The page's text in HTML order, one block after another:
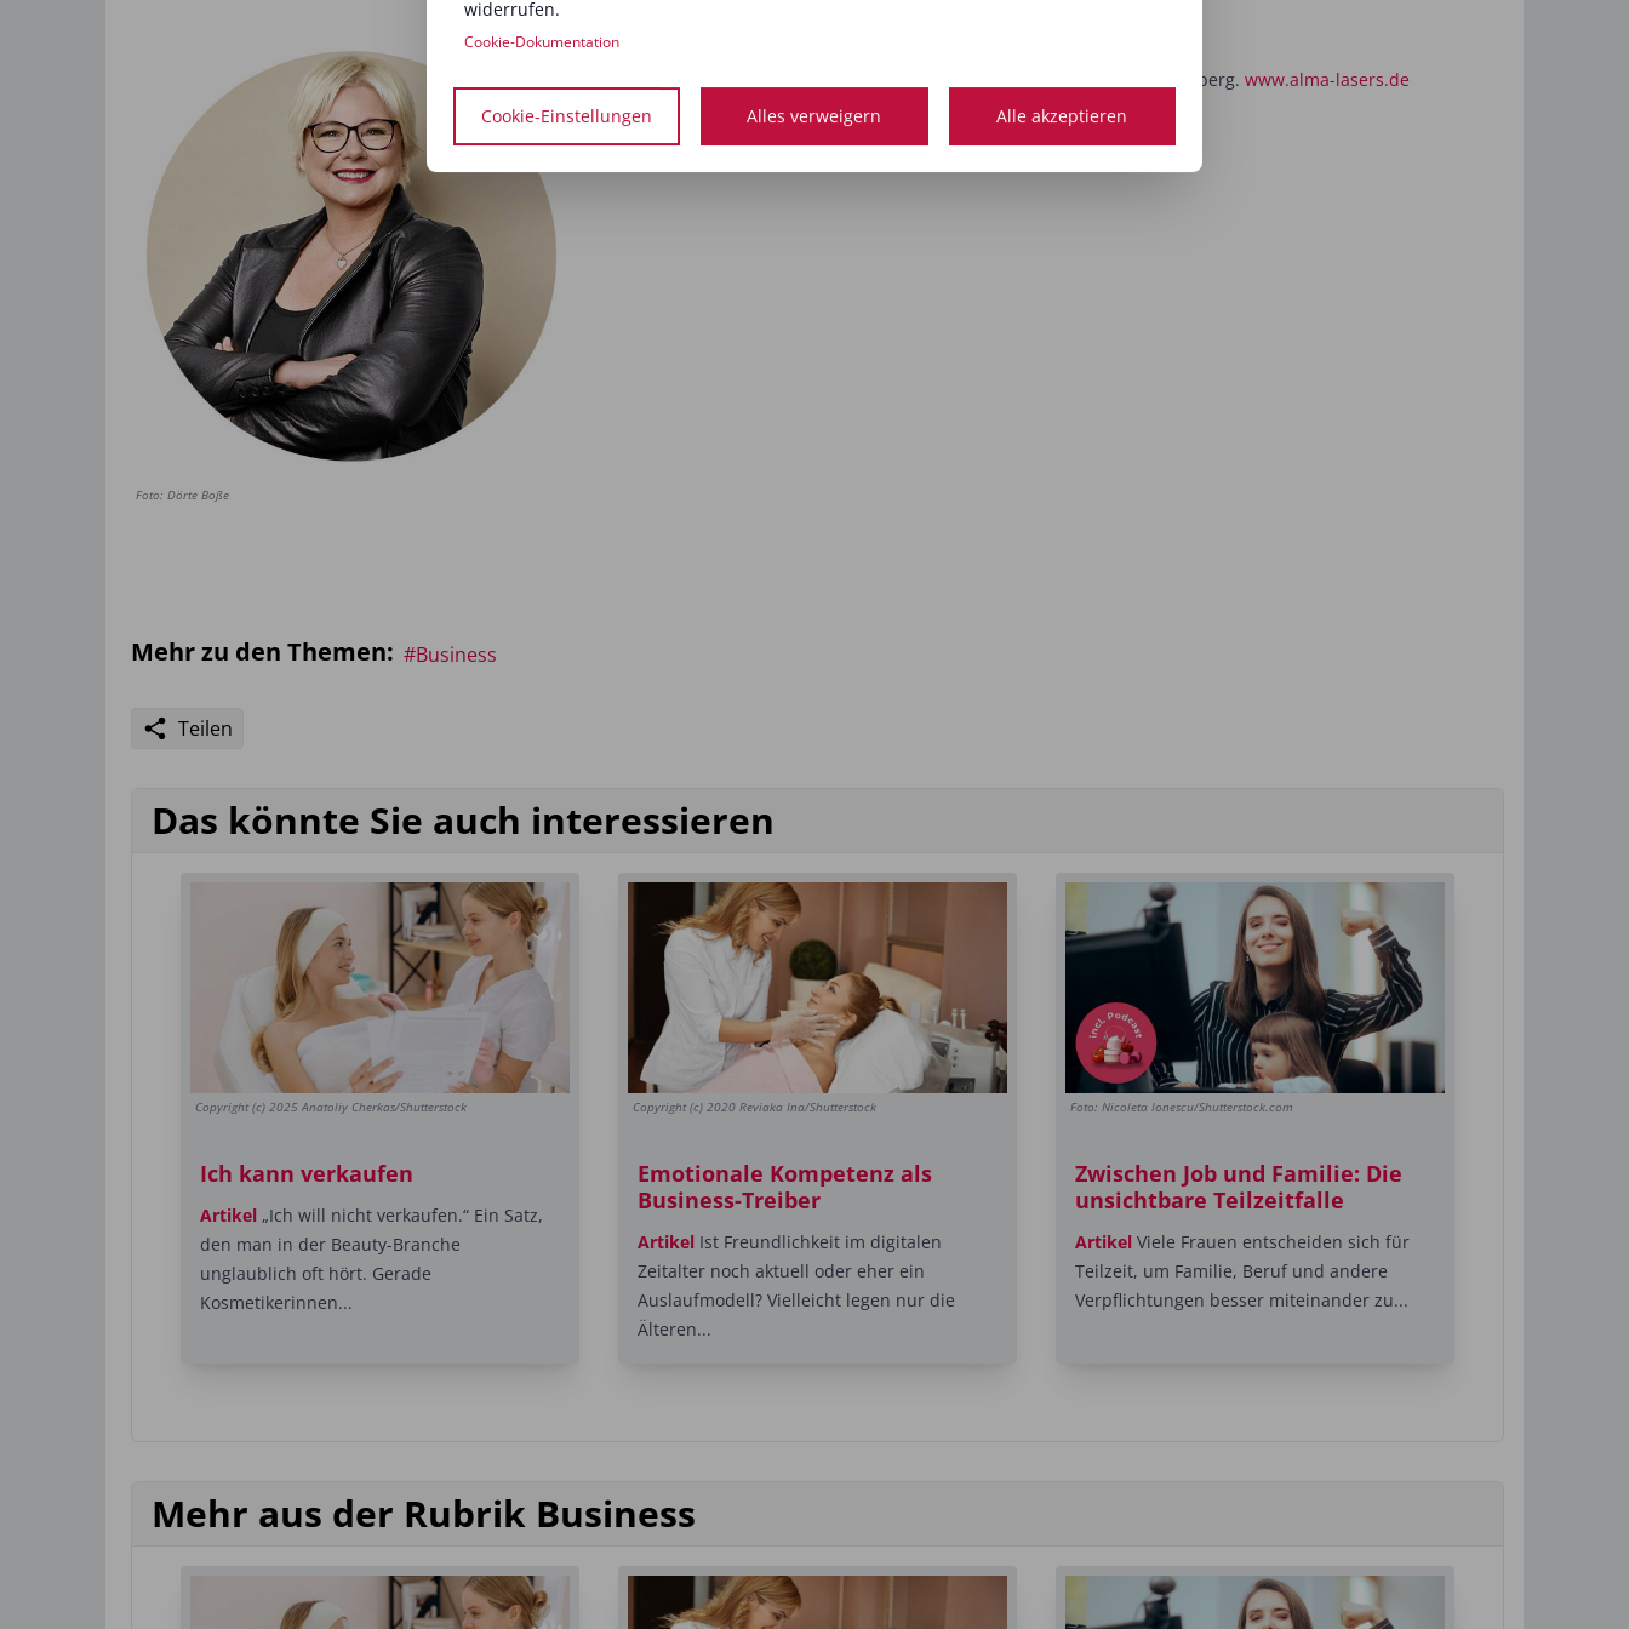
Foto: Dörte Boße
Dörte Boße
Die Autorin ist Kosmetikerin und Schulungsleiterin bei Alma Beauty, Nürnberg. www.alma-lasers.de
Mehr zu den Themen: #Business
Teilen
Das könnte Sie auch interessieren
Copyright (c) 2025 Anatoliy Cherkas/Shutterstock
Ich kann verkaufen
Artikel „Ich will nicht verkaufen.“ Ein Satz,
den man in der Beauty-Branche
unglaublich oft hört. Gerade
Kosmetikerinnen...
Copyright (c) 2020 Reviaka Ina/Shutterstock
Emotionale Kompetenz als
Business-Treiber
ArtikelIst Freundlichkeit im digitalen
Zeitalter noch aktuell oder eher ein
Auslaufmodell? Vielleicht legen nur die
Älteren...
Foto: Nicoleta Ionescu/Shutterstock.com
Zwischen Job und Familie: Die
unsichtbare Teilzeitfalle
ArtikelViele Frauen entscheiden sich für
Teilzeit, um Familie, Beruf und andere
Verpflichtungen besser miteinander zu...
Mehr aus der Rubrik Business
widerrufen.
Cookie-Dokumentation
Cookie-Einstellungen Alles verweigern Alle akzeptieren